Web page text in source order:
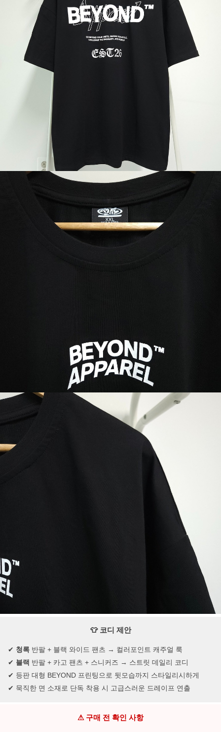
👕 코디 제안
✔ 청록 반팔 + 블랙 와이드 팬츠 → 컬러포인트 캐주얼 룩
✔ 블랙 반팔 + 카고 팬츠 + 스니커즈 → 스트릿 데일리 코디
✔ 등판 대형 BEYOND 프린팅으로 뒷모습까지 스타일리시하게
✔ 묵직한 면 소재로 단독 착용 시 고급스러운 드레이프 연출
⚠ 구매 전 확인 사항